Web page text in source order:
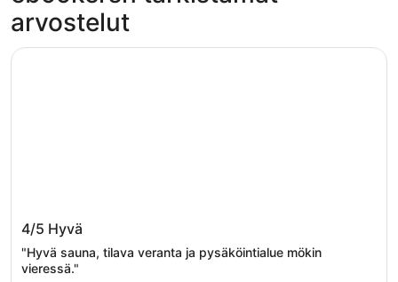
arvostelut
4/5 Hyvä
"Hyvä sauna, tilava veranta ja pysäköintialue mökin
vieressä."
Holiday Resort Harjun Portti